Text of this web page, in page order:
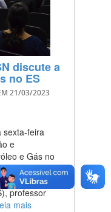
discute a
no ES
21/03/2023
sexta-feira
e
e Gás no
assessor para
do Instituto
professor
mais